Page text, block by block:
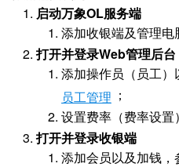
启动万象OL服务端
添加收银端及管理电
打开并登录Web管理后台
添加操作员（员工
员工管理 ；
设置费率（费率设置
打开并登录收银端
添加会员以及加钱，